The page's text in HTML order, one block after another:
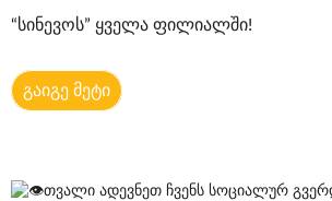
“სინევოს” ყველა ფილიალში!
გაიგე მეტი
თვალი ადევნეთ ჩვენს სოციალურ